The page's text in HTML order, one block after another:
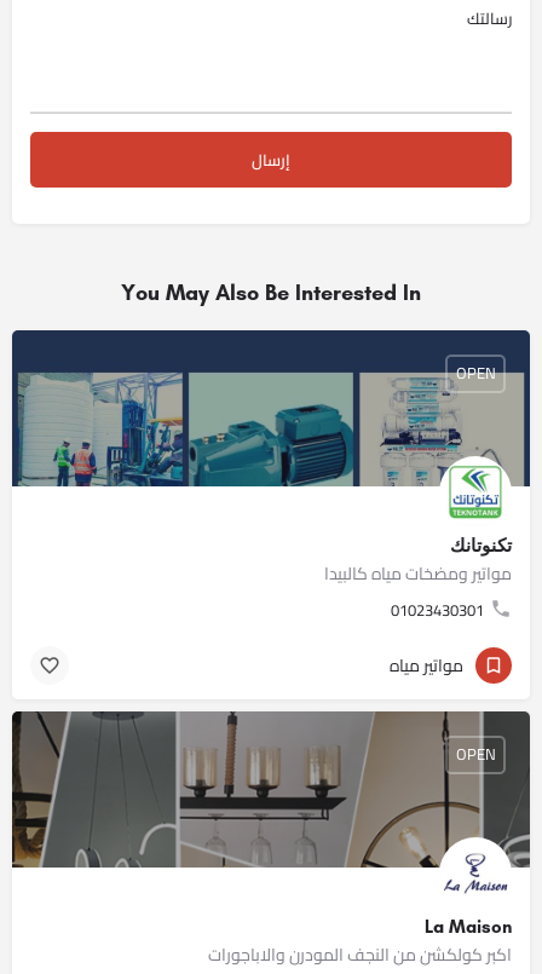
You May Also Be Interested In
تكنوتانك
مواتير ومضخات مياه كالبيدا
01023430301
OPEN
مواتير مياه
La Maison
اكبر كولكشن من النجف المودرن والاباجورات
OPEN